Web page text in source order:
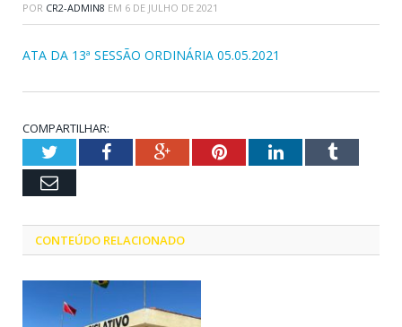
POR CR2-ADMIN8 EM 6 DE JULHO DE 2021
ATA DA 13ª SESSÃO ORDINÁRIA 05.05.2021
COMPARTILHAR:
TwitterFacebookGoogle+PinterestLinkedInTumblr
Email
CONTEÚDO RELACIONADO